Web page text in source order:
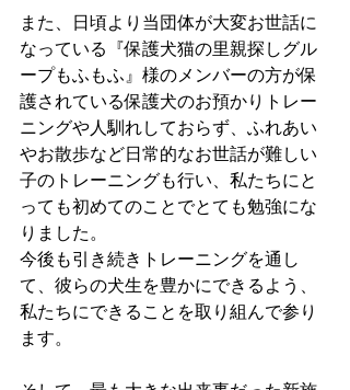
また、日頃より当団体が大変お世話に
なっている『保護犬猫の里親探しグル
ープもふもふ』様のメンバーの方が保
護されている保護犬のお預かりトレー
ニングや人馴れしておらず、ふれあい
やお散歩など日常的なお世話が難しい
子のトレーニングも行い、私たちにと
っても初めてのことでとても勉強にな
りました。
今後も引き続きトレーニングを通し
て、彼らの犬生を豊かにできるよう、
私たちにできることを取り組んで参り
ます。